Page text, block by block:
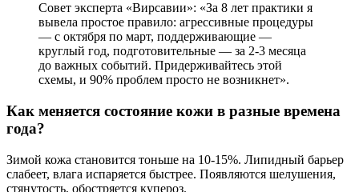
Совет эксперта «Вирсавии»: «За 8 лет практики я
вывела простое правило: агрессивные процедуры
— с октября по март, поддерживающие —
круглый год, подготовительные — за 2-3 месяца
до важных событий. Придерживайтесь этой
схемы, и 90% проблем просто не возникнет».
Как меняется состояние кожи в разные времена
года?
Зимой кожа становится тоньше на 10-15%. Липидный барьер
слабеет, влага испаряется быстрее. Появляются шелушения,
стянутость, обостряется купероз.